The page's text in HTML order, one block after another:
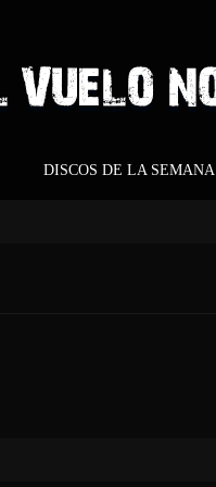
DISCOS DE LA SEMANA